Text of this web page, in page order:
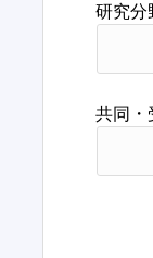
研究分
共同・